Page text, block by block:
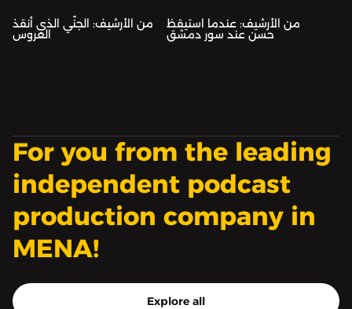
من الأرشيف: الجنّي الذي أنقذ
العروس
من الأرشيف: عندما استيقظ
حسن عند سور دمشق
For you from the leading
independent podcast
production company in
MENA!
Explore all